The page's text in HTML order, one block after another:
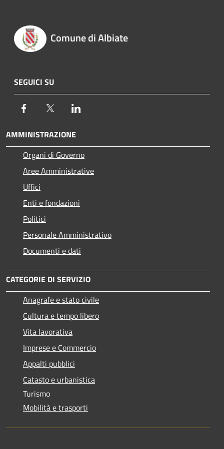
Comune di Albiate
SEGUICI SU
Facebook Twitter
AMMINISTRAZIONE
Organi di Governo
Aree Amministrative
Uffici
Enti e fondazioni
Politici
Personale Amministrativo
Documenti e dati
CATEGORIE DI SERVIZIO
Anagrafe e stato civile
Cultura e tempo libero
Vita lavorativa
Imprese e Commercio
Appalti pubblici
Catasto e urbanistica
Turismo
Mobilità e trasporti